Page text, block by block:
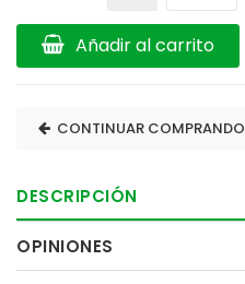
Añadir al carrito
CONTINUAR COMPRANDO
DESCRIPCIÓN
OPINIONES